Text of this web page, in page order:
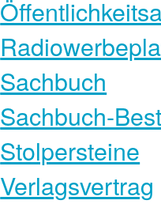
Sachbuch
Sachbuch-
Stolpersteine
Verlagsvertrag